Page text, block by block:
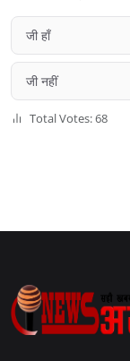
जी हाँ
जी नहीं
Total Votes: 68